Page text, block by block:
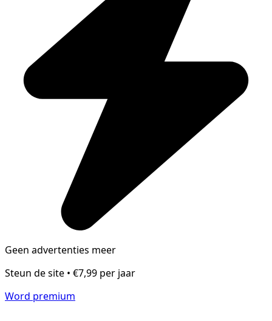
Geen advertenties meer
Steun de site • €7,99 per jaar
Word premium